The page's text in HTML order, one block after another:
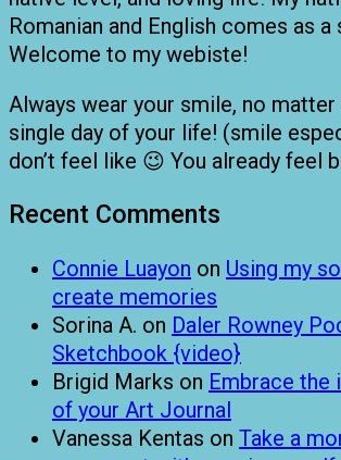
Romanian and English comes as a
Welcome to my webiste!
Always wear your smile, no matter
single day of your life! (smile
don’t feel like 😉 You already feel
Recent Comments
Connie Luayon on Using my
create memories
Sorina A. on Daler Rowney
Sketchbook {video}
Brigid Marks on Embrace
of your Art Journal
Vanessa Kentas on Take a